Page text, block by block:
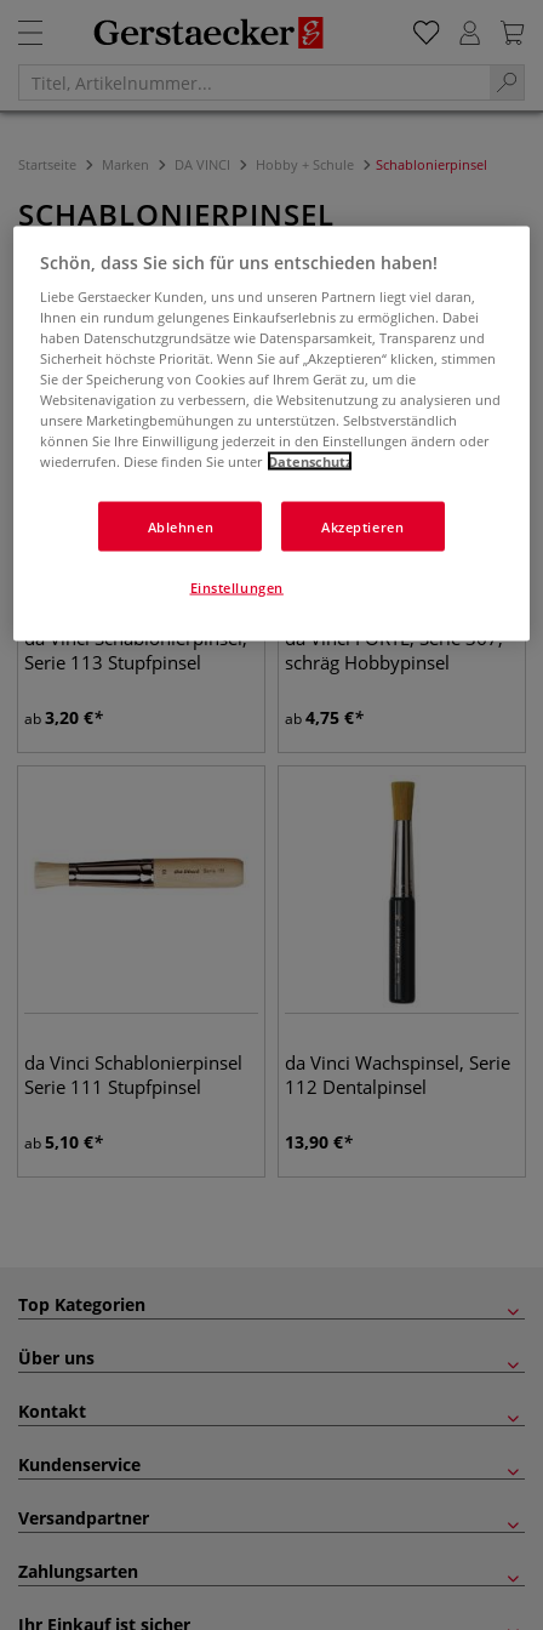
Startseite Marken DA VINCI Hobby + Schule Schablonierpinsel
SCHABLONIERPINSEL
Filtern & Sortieren
da Vinci Schablonierpinsel,
Serie 113 Stupfpinsel
ab3,20 €
da Vinci FORTE, Serie 367,
schräg Hobbypinsel
ab4,75 €
da Vinci Schablonierpinsel
Serie 111 Stupfpinsel
ab5,10 €
da Vinci Wachspinsel, Serie
112 Dentalpinsel
13,90 €
Top Kategorien
Über uns
Kontakt
Kundenservice
Versandpartner
Zahlungsarten
Ihr Einkauf ist sicher
Schön, dass Sie sich für uns entschieden haben!
Liebe Gerstaecker Kunden, uns und unseren Partnern liegt viel daran,
Ihnen ein rundum gelungenes Einkaufserlebnis zu ermöglichen. Dabei
haben Datenschutzgrundsätze wie Datensparsamkeit, Transparenz und
Sicherheit höchste Priorität. Wenn Sie auf „Akzeptieren“ klicken, stimmen
Sie der Speicherung von Cookies auf Ihrem Gerät zu, um die
Websitenavigation zu verbessern, die Websitenutzung zu analysieren und
unsere Marketingbemühungen zu unterstützen. Selbstverständlich
können Sie Ihre Einwilligung jederzeit in den Einstellungen ändern oder
wiederrufen. Diese finden Sie unter Datenschutz
Ablehnen Akzeptieren
Einstellungen